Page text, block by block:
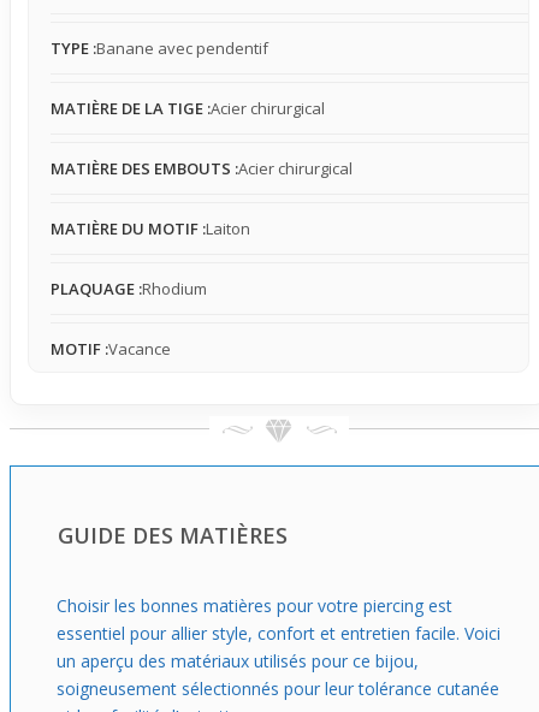
parfaitement une tenue estivale ou décontractée,
mettant en valeur le ventre et sublimant la silhouette. Il
style frais et naturel, apportant une petite note de
porter et visible immédiatement.
TYPE :Banane avec pendentif
MATIÈRE DE LA TIGE :Acier chirurgical
MATIÈRE DES EMBOUTS :Acier chirurgical
MATIÈRE DU MOTIF :Laiton
PLAQUAGE :Rhodium
MOTIF :Vacance
GUIDE DES MATIÈRES
Choisir les bonnes matières pour votre piercing est
essentiel pour allier style, confort et entretien facile. Voici
un aperçu des matériaux utilisés pour ce bijou,
soigneusement sélectionnés pour leur tolérance cutanée